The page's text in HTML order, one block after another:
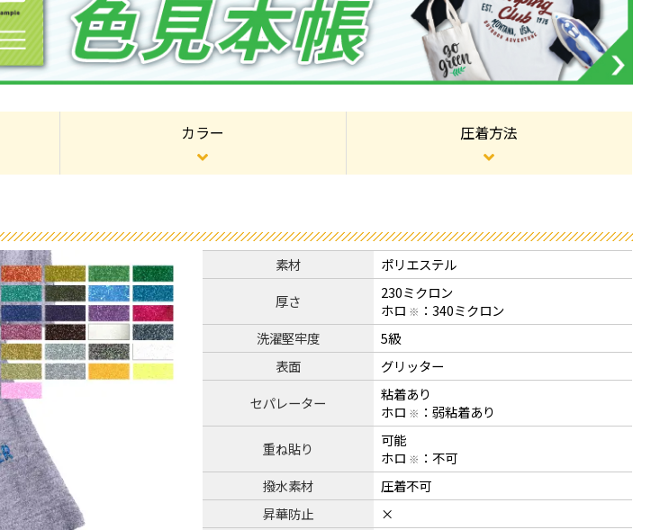
カラー 圧着方法
素材
ポリエステル
厚さ
230ミクロン
ホロ ※ ：340ミクロン
洗濯堅牢度
5級
表面
グリッター
セパレーター
粘着あり
ホロ ※ ：弱粘着あり
重ね貼り
可能
ホロ ※ ：不可
撥水素材
圧着不可
昇華防止
×